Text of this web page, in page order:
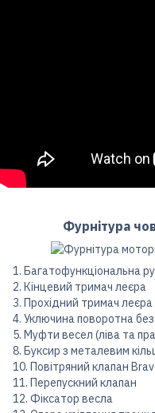
Фурнітура
1. Багатофункціональна
2. Кінцевий тримач леєра
3. Прохідний тримач леєра
4. Уключина поворотна без
5. Муфти весел (ліва та
8. Буксир з металевим
10. Повітряний клапан
11. Перепускний клапан
12. Фіксатор весла